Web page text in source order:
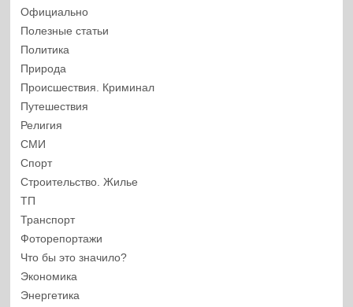
Официально
Полезные статьи
Политика
Природа
Происшествия. Криминал
Путешествия
Религия
СМИ
Спорт
Строительство. Жилье
ТП
Транспорт
Фоторепортажи
Что бы это значило?
Экономика
Энергетика